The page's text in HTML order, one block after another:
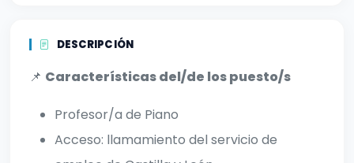
DESCRIPCIÓN
📌 Características del/de los puesto/s
Profesor/a de Piano
Acceso: llamamiento del servicio de